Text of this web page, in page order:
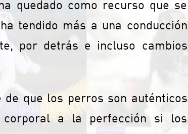
quedado como recurso que se
tendido más a una conducción
por detrás e incluso cambios
que los perros son auténticos
corporal a la perfección si los